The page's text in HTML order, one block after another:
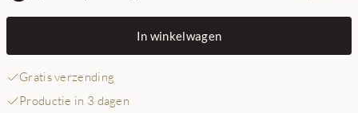
In winkelwagen
Gratis verzending
Productie in 3 dagen